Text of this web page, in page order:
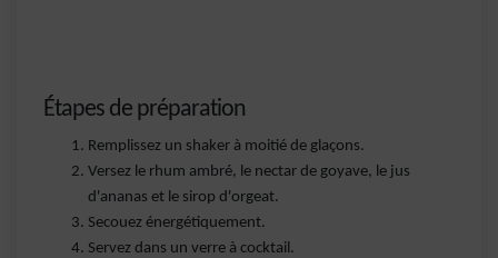
Étapes de préparation
Remplissez un shaker à moitié de glaçons.
Versez le rhum ambré, le nectar de goyave, le jus
d'ananas et le sirop d'orgeat.
Secouez énergétiquement.
Servez dans un verre à cocktail.